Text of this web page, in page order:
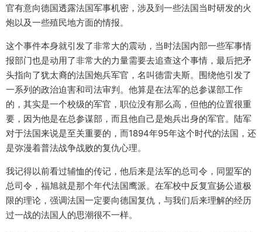
官有意向德国透露法国军事机密，涉及到一些法国当时研发的火
炮以及一些殖民地方面的情报。
这个事件本身就引发了非常大的震动，当时法国内部一些军事情
报部门也是动用了非常大的力量需要去追查这个事情，最后把矛
头指向了犹太裔的法国炮兵军官，名叫德雷夫斯。围绕他引发了
一系列的政治迫害和司法审判。他算是在法军的总参谋部工作
的，其实是一个校级的军官，职位没有那么高，但他的位置很重
要，因为他是在总参谋部，而且他自己是炮兵出身的军官。陆军
对于法国来说是至关重要的，而1894年95年这个时代的法国，还
是弥漫着普法战争战败的复仇心理。
我记得以前看过辅恤的传记，他后来是法军的总司令，同盟军的
总司令，福旭就是那个年代法国鹰派。在军校中反复宣扬公道极
限的理论，强调法国一定要向德国复仇，与我们后来理解的经历
过一战的法国人的思潮很不一样。